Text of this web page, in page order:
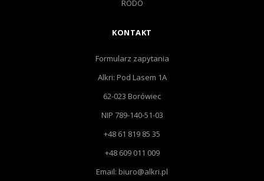
RODO
KONTAKT
Formularz zapytania
Alkri: Pod Lasem 1A
62-023 Borówiec
NIP 789-140-51-03
+48 61 819 85 35
+48 609 011 009
Email: biuro@alkri.pl